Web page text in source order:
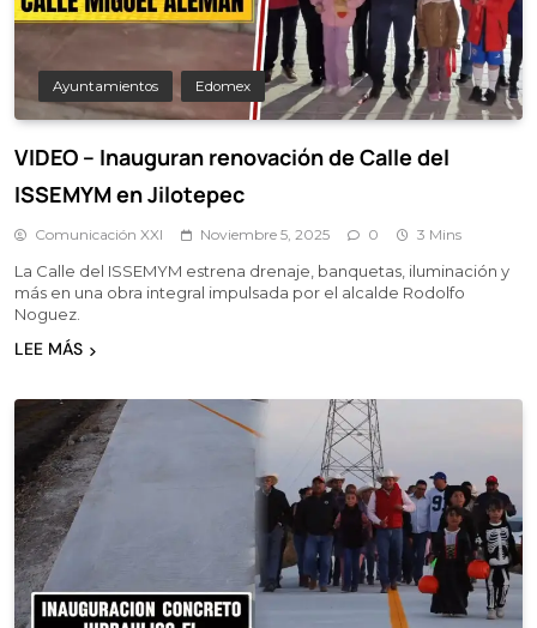
Ayuntamientos Edomex
VIDEO – Inauguran renovación de Calle del
ISSEMYM en Jilotepec
Comunicación XXI Noviembre 5, 2025 0 3 Mins
La Calle del ISSEMYM estrena drenaje, banquetas, iluminación y
más en una obra integral impulsada por el alcalde Rodolfo
Noguez.
LEE MÁS